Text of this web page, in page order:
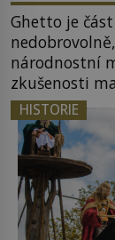
Ghetto je
národnostní
zkušenosti
středověku
nějakém žít.
ghetto
k Židům,
HISTORIE